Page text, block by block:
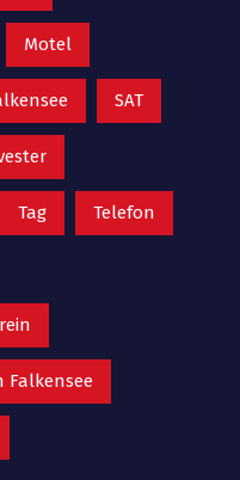
Motel
SAT
Tag Telefon
Falkensee